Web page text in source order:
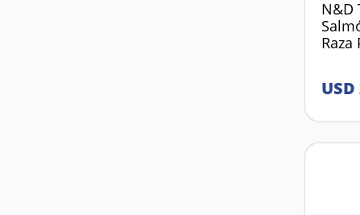
N&D
Raza
USD